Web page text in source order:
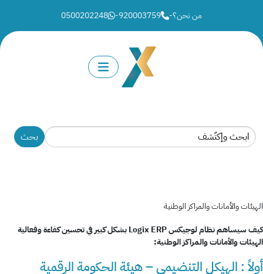
من نحن؟-
920003759
-
0500202248
الهيئات والأمانات والمراكز الوطنية
كيف سيساهم نظام لوجيكس Logix ERP بشكل كبير في تحسين كفاءة وفعالية
الهيئات والأمانات والمراكز الوطنية:
أولاً : الهيكل التنضيمي – هيئة الحكومة الرقمية